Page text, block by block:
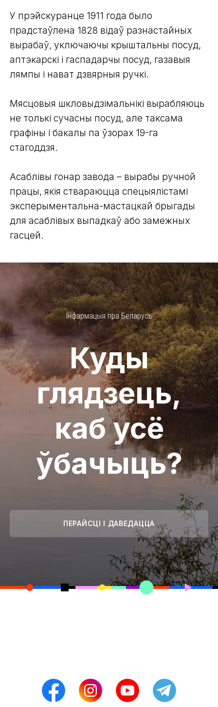
У прэйскуранце 1911 года было
прадстаўлена 1828 відаў разнастайных
вырабаў, уключаючы крыштальны посуд,
аптэкарскi і гаспадарчы посуд, газавыя
лямпы і нават дзвярныя ручкі.
Мясцовыя шкловыдзімальнікі вырабляюць
не толькі сучасны посуд, але таксама
графіны і бакалы па ўзорах 19-га
стагоддзя.
Асаблівы гонар завода – вырабы ручной
працы, якія ствараюцца спецыялістамі
эксперыментальна-мастацкай брыгады
для асаблівых выпадкаў або замежных
гасцей.
Інфармацыя пра Беларусь
Куды
глядзець,
каб усё
ўбачыць?
ПЕРАЙСЦІ І ДАВЕДАЦЦА